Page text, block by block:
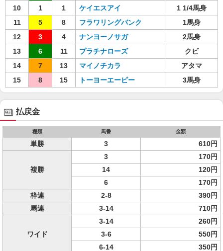
10
1 1 ケイエスアイ
1 1/4馬身
11
5 8 フラワリングバンク
1馬身
12
3 4 ナンヨーノサガ
2馬身
13
6 11 プラチナローズ
クビ
14
7 13 マイノチカラ
アタマ
15
8 15 トーヨーエーピー 3馬身
払戻金
種類 馬番 金額
単勝 3 610円
複勝
3
170円
14
120円
6
170円
枠連
2-8
390円
馬連
3-14 710円
ワイド
3-14
260円
3-6
550円
6-14
350円